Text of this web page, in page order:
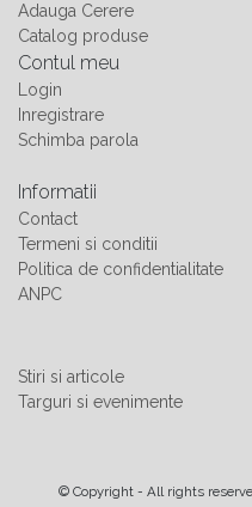
Adauga Cerere
Catalog produse
Contul meu
Login
Inregistrare
Schimba parola
Informatii
Contact
Termeni si conditii
Politica de confidentialitate
ANPC
Stiri si articole
Targuri si evenimente
© Copyright - All rights